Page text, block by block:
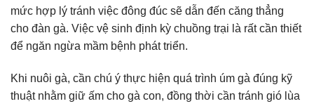
mức hợp lý tránh việc đông đúc sẽ dẫn đến căng thẳng
cho đàn gà. Việc vệ sinh định kỳ chuồng trại là rất cần thiết
để ngăn ngừa mầm bệnh phát triển.
Khi nuôi gà, cần chú ý thực hiện quá trình úm gà đúng kỹ
thuật nhằm giữ ấm cho gà con, đồng thời cần tránh gió lùa